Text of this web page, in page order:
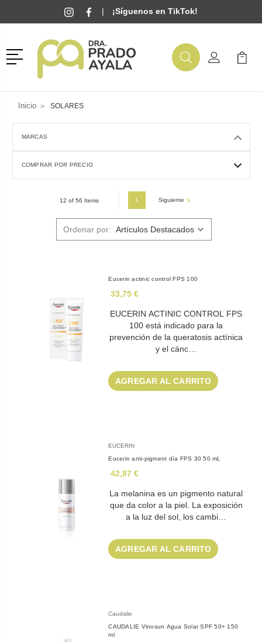
| ¡Síguenos en TikTok!
Menú
BuscarMi Cuenta
Mi
Inicio SOLARES
MARCAS
COMPRAR POR PRECIO
12 of 56 Items 1 Siguiente
Ordenar por:
Eucerin actinic control FPS 100
33,75 €
EUCERIN ACTINIC CONTROL FPS
100 está indicado para la
prevención de la queratosis actínica
y el cánc…
AGREGAR AL CARRITO
EUCERIN
Eucerin anti-pigment día FPS 30 50 mL
42,87 €
La melanina es un pigmento natural
que da color a la piel. La exposición
a la luz del sol, los cambi…
AGREGAR AL CARRITO
Caudalie
CAUDALIE Vinosun Agua Solar SPF 50+ 150
ml